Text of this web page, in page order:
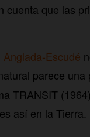
cuenta que las
Anglada-Escudé
parece una
TRANSIT
así en la